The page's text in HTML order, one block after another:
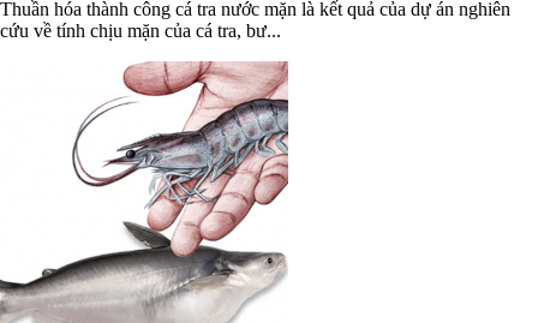
Thuần hóa thành công cá tra nước mặn là kết quả của dự án nghiên
cứu về tính chịu mặn của cá tra, bư...